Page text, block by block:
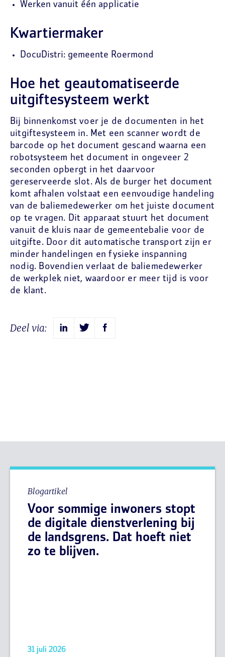
Werken vanuit één applicatie
Kwartiermaker
DocuDistri: gemeente Roermond
Hoe het geautomatiseerde
uitgiftesysteem werkt
Bij binnenkomst voer je de documenten in het
uitgiftesysteem in. Met een scanner wordt de
barcode op het document gescand waarna een
robotsysteem het document in ongeveer 2
seconden opbergt in het daarvoor
gereserveerde slot. Als de burger het document
komt afhalen volstaat een eenvoudige handeling
van de baliemedewerker om het juiste document
op te vragen. Dit apparaat stuurt het document
vanuit de kluis naar de gemeentebalie voor de
uitgifte. Door dit automatische transport zijn er
minder handelingen en fysieke inspanning
nodig. Bovendien verlaat de baliemedewerker
de werkplek niet, waardoor er meer tijd is voor
de klant.
Deel via:
Blogartikel
Voor sommige inwoners stopt
de digitale dienstverlening bij
de landsgrens. Dat hoeft niet
zo te blijven.
31 juli 2026